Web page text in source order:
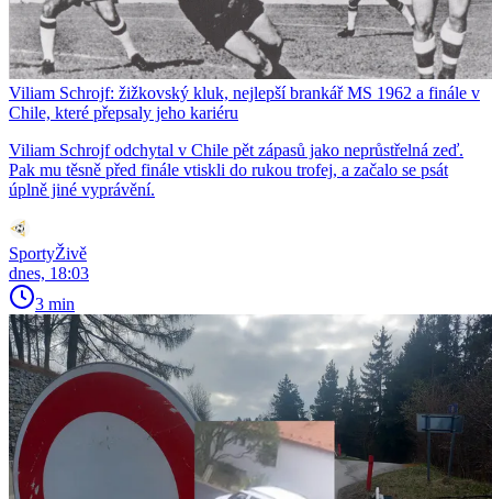
Viliam Schrojf: žižkovský kluk, nejlepší brankář MS 1962 a finále v
Chile, které přepsaly jeho kariéru
Viliam Schrojf odchytal v Chile pět zápasů jako neprůstřelná zeď.
Pak mu těsně před finále vtiskli do rukou trofej, a začalo se psát
úplně jiné vyprávění.
SportyŽivě
dnes, 18:03
3 min